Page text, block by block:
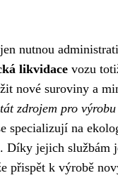
nutnou
likvidace vozu
nové suroviny a
zdrojem pro
specializují na
Díky jejich službám
přispět k výrobě